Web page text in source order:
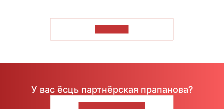
У вас ёсць партнёрская прапанова?